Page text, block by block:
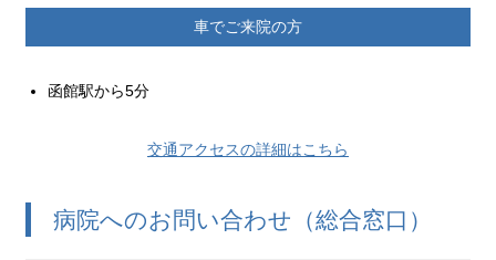
車でご来院の方
函館駅から5分
交通アクセスの詳細はこちら
病院へのお問い合わせ（総合窓口）